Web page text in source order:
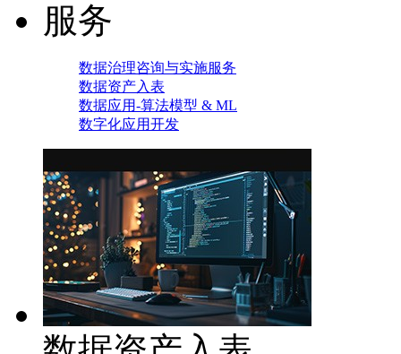
服务
数据治理咨询与实施服务
数据资产入表
数据应用-算法模型 & ML
数字化应用开发